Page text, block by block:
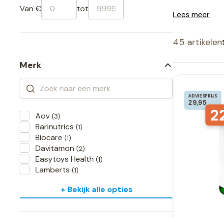
Van € tot
Merk
Aov (3)
Barinutrics (1)
Biocare (1)
Davitamon (2)
Easytoys Health (1)
Lamberts (1)
+ Bekijk alle opties
Lees meer
45 artikelen
ADVIESPRIJS
29,95